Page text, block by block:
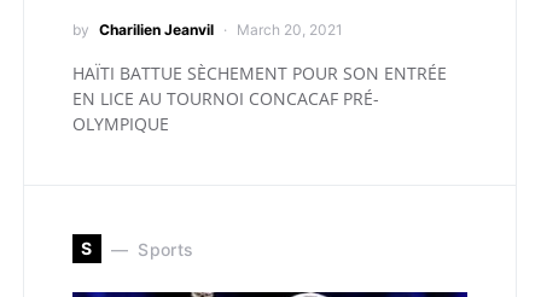
by Charilien Jeanvil March 20, 2021
HAÏTI BATTUE SÈCHEMENT POUR SON ENTRÉE
EN LICE AU TOURNOI CONCACAF PRÉ-
OLYMPIQUE
S Sports